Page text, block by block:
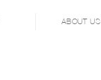
ABOUT US